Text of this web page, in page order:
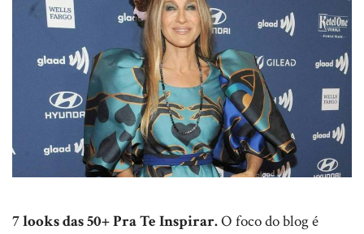
7 looks das 50+ Pra Te Inspirar.O foco do blog é